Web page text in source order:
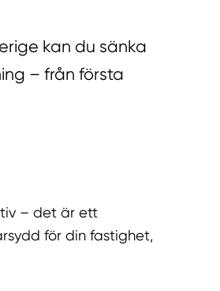
kan du sänka
– från första
– det är ett
för din fastighet,